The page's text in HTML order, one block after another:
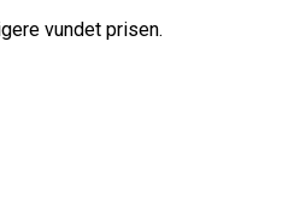
vundet prisen.